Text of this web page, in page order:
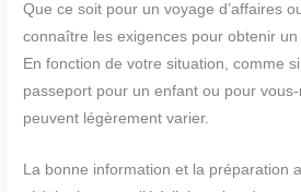
Que ce soit pour un voyage d’affaires
connaître les exigences pour obtenir
En fonction de votre situation, comme
passeport pour un enfant ou pour
peuvent légèrement varier.
La bonne information et la préparation